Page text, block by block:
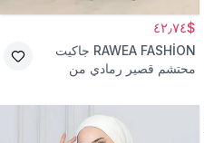
$٤٢٫٧٤
RAWEA FASHİON جاكيت
محتشم قصير رمادي من